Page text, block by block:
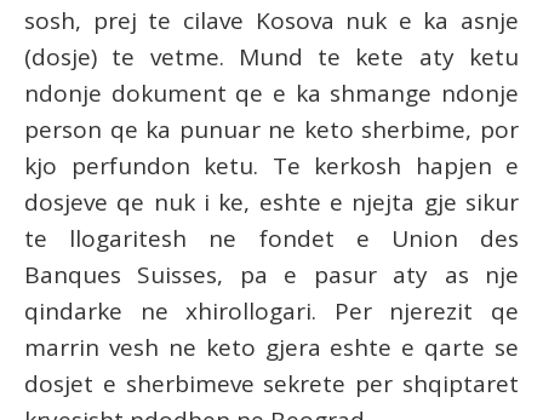
sosh, prej te cilave Kosova nuk e ka asnje
(dosje) te vetme. Mund te kete aty ketu
ndonje dokument qe e ka shmange ndonje
person qe ka punuar ne keto sherbime, por
kjo perfundon ketu. Te kerkosh hapjen e
dosjeve qe nuk i ke, eshte e njejta gje sikur
te llogaritesh ne fondet e Union des
Banques Suisses, pa e pasur aty as nje
qindarke ne xhirollogari. Per njerezit qe
marrin vesh ne keto gjera eshte e qarte se
dosjet e sherbimeve sekrete per shqiptaret